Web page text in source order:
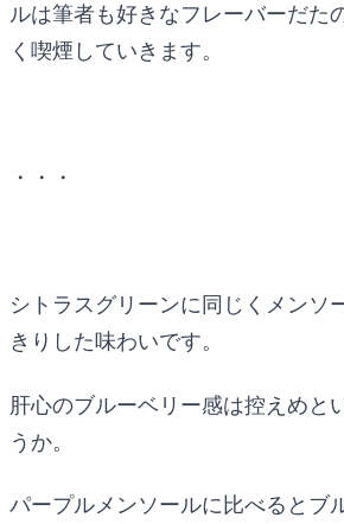
ルは筆者も好きなフレーバーだた
く喫煙していきます。
・・・
シトラスグリーンに同じくメンソ
きりした味わいです。
肝心のブルーベリー感は控えめと
うか。
パープルメンソールに比べるとブ